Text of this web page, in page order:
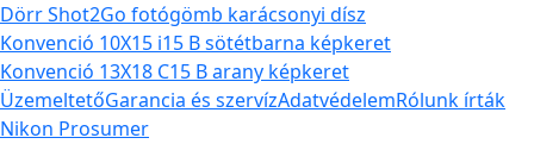
Dörr Shot2Go fotógömb karácsonyi dísz
Konvenció 10X15 i15 B sötétbarna képkeret
Konvenció 13X18 C15 B arany képkeret
ÜzemeltetőGarancia és szervízAdatvédelemRólunk írták
Nikon Prosumer